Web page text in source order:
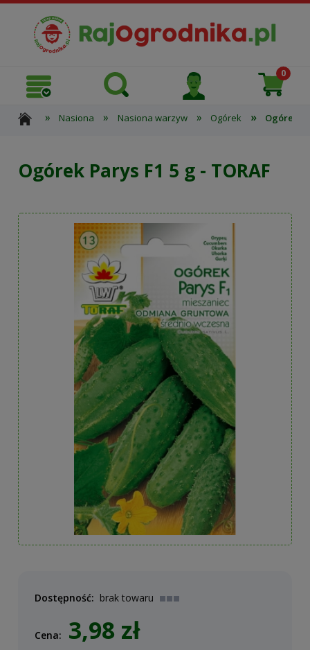
» Nasiona » Nasiona warzyw » Ogórek » Ogórek
Ogórek Parys F1 5 g - TORAF
Dostępność: brak towaru
Cena: 3,98 zł